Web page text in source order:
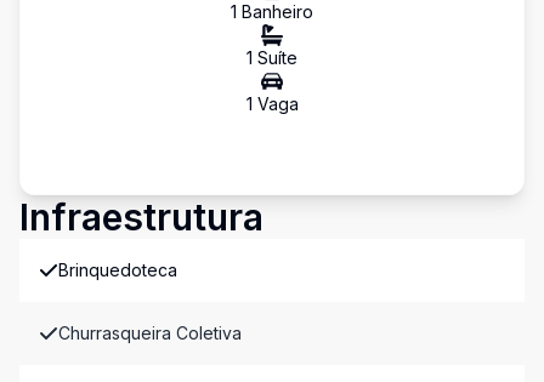
1 Banheiro
1 Suíte
1 Vaga
Infraestrutura
Brinquedoteca
Churrasqueira Coletiva